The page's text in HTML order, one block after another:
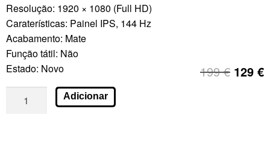
Resolução: 1920 × 1080 (Full HD)
Caraterísticas: Painel IPS, 144 Hz
Acabamento: Mate
Função tátil: Não
Estado: Novo
199€ 129 €
Adicionar